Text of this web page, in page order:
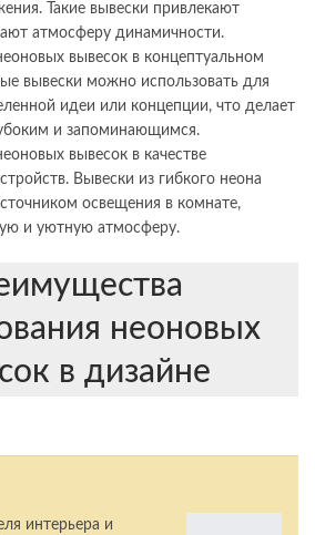
Такие вывески привлекают
атмосферу динамичности.
вывесок в концептуальном
вывески можно использовать для
идеи или концепции, что делает
и запоминающимся.
вывесок в качестве
Вывески из гибкого неона
освещения в комнате,
и уютную атмосферу.
неоновых
в дизайне
интерьера и